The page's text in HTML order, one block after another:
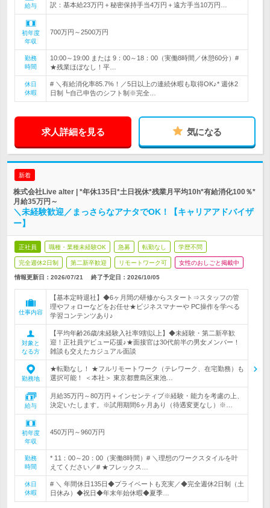
給与
訳：基本給23万円＋秘密保持手当4万円＋遠方手当10万円…
初年度
年収
700万円～2500万円
勤務
時間
10:00～19:00 または 9：00～18：00（実働8時間／休憩60分）#
★残業ほぼなし！平…
休日
休暇
# ＼有給消化率85.7%！／5日以上の連続休暇も取得OK♪* 週休2
日制┗自己申告のシフト制※完全…
求人詳細を見る 気になる
新着
株式会社Live alter | *年休135日*土日祝休*残業月平均10h*有給消化100％*
月給35万円～
＼未経験歓迎／まっさらなアナタでOK！【キャリアアドバイザ
ー】
正社員 職種・業種未経験OK 急募 転勤なし 学歴不問
完全週休2日制 第二新卒歓迎 リモートワーク可 女性のおしごと掲載中
情報更新日：2026/07/21 終了予定日： 2026/10/05
仕事内容
【基本定時退社】◆6ヶ月間の研修からスタート⇒スタッフの管
理やフォローなどをお任せ★ビジネスマナーや PC操作を学べる
学習コンテンツあり♪
対象と
なる方
【平均年齢26歳/未経験入社率9割以上】◆未経験・第二新卒歓
迎！正社員デビュー応援♪★面接官は30代前半の男女メンバー！
雑談も交えたカジュアル面談
勤務地
★転勤なし！ ★フルリモートワーク（テレワーク、在宅勤務）も
選択可能！ ＜本社＞ 東京都豊島区東池…
給与
月給35万円～80万円＋インセンティブ※経験・能力を考慮の上、
決定いたします。※試用期間6ヶ月あり（待遇変更なし）※…
初年度
年収
450万円～960万円
勤務
時間
* 11：00～20：00（実働8時間）# ＼理想のワークスタイルを叶
えてください／# ★フレックス…
休日
休暇
# ＼ 年間休日135日◆プライベートも充実／◆完全週休2日制（土
日休み）◆祝日◆年末年始休暇◆夏季…